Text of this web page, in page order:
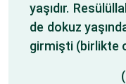
yaşıdır.
de dokuz
girmişti (birlikte